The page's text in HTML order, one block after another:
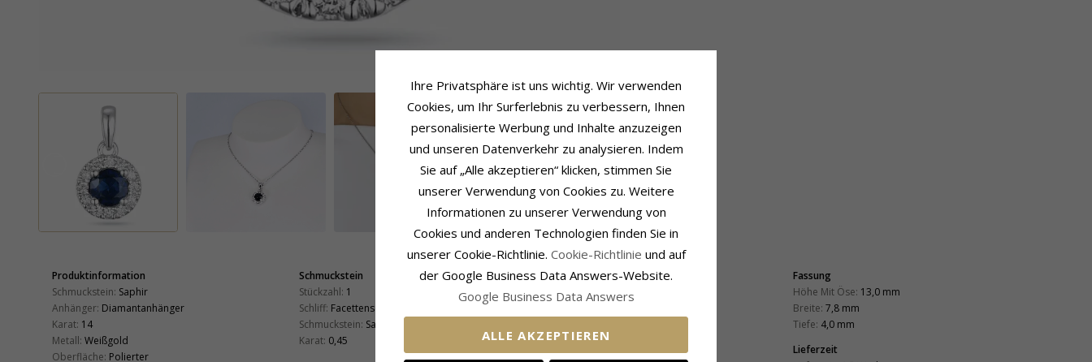
Produktinformation
Schmuckstein: Saphir
Anhänger: Diamantanhänger
Karat: 14
Metall: Weißgold
Oberfläche: Polierter
Schmuckstein
Stückzahl: 1
Schliff: Facettenschliff
Schmuckstein: Saphir
Karat: 0,45
Schmuckstein
Stückzahl:12
Diamantfarbe:
Diamantreinheit:SI
Fassung
Höhe Mit Öse: 13,0 mm
Breite: 7,8 mm
Tiefe: 4,0 mm
Lieferzeit
Ihre Privatsphäre ist uns wichtig. Wir verwenden
Cookies, um Ihr Surferlebnis zu verbessern, Ihnen
personalisierte Werbung und Inhalte anzuzeigen
und unseren Datenverkehr zu analysieren. Indem
Sie auf „Alle akzeptieren“ klicken, stimmen Sie
unserer Verwendung von Cookies zu. Weitere
Informationen zu unserer Verwendung von
Cookies und anderen Technologien finden Sie in
unserer Cookie-Richtlinie. Cookie-Richtlinie und auf
der Google Business Data Answers-Website.
Google Business Data Answers
ALLE AKZEPTIEREN